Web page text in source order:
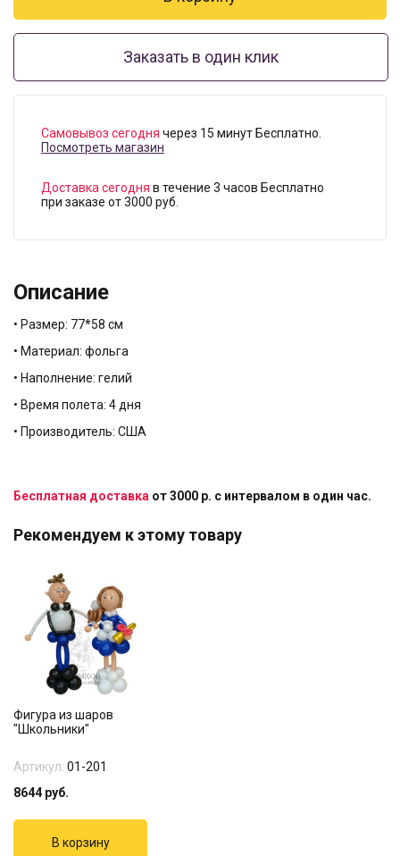
Заказать в один клик
Самовывоз сегодня через 15 минут Бесплатно.
Посмотреть магазин
Доставка сегодня в течение 3 часов Бесплатно
при заказе от 3000 руб.
Описание
• Размер: 77*58 см
• Материал: фольга
• Наполнение: гелий
• Время полета: 4 дня
• Производитель: США
Бесплатная доставка от 3000 р. с интервалом в один час.
Рекомендуем к этому товару
Фигура из шаров
"Школьники"
Артикул: 01-201
8644 руб.